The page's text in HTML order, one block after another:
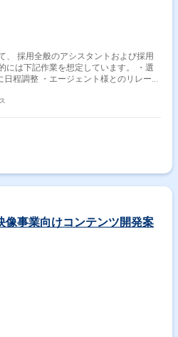
、 採用全般のアシスタントおよび採用
程調整 ・エージェント様とのリレーシ
、記事の作成や採用に係るSNSの運用
像事業向けコンテンツ開発案